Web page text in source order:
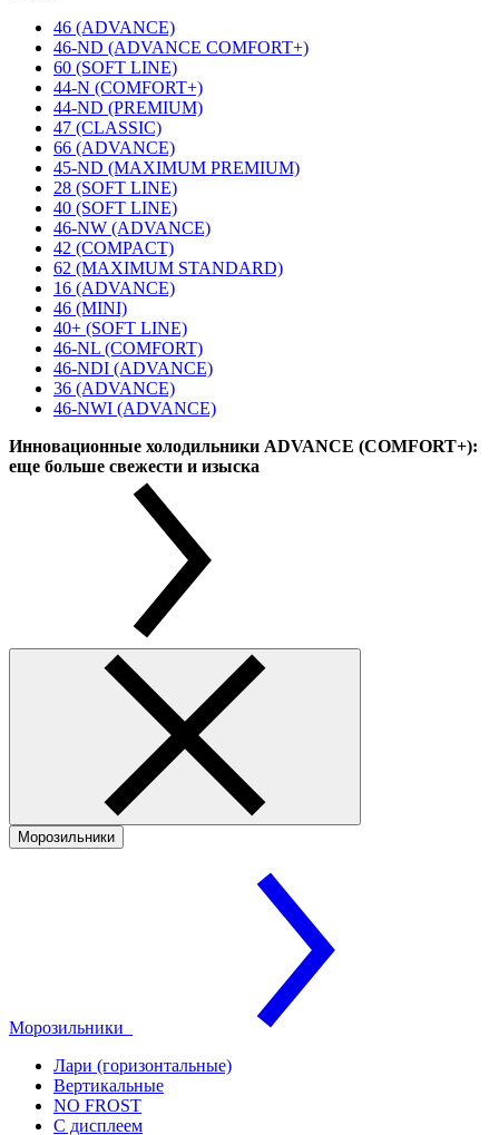
46 (ADVANCE)
46-ND (ADVANCE COMFORT+)
60 (SOFT LINE)
44-N (COMFORT+)
44-ND (PREMIUM)
47 (CLASSIC)
66 (ADVANCE)
45-ND (MAXIMUM PREMIUM)
28 (SOFT LINE)
40 (SOFT LINE)
46-NW (ADVANCE)
42 (COMPACT)
62 (MAXIMUM STANDARD)
16 (ADVANCE)
46 (MINI)
40+ (SOFT LINE)
46-NL (COMFORT)
46-NDI (ADVANCE)
36 (ADVANCE)
46-NWI (ADVANCE)
Инновационные холодильники ADVANCE (COMFORT+):
еще больше свежести и изыска
Морозильники
Морозильники
Лари (горизонтальные)
Вертикальные
NO FROST
С дисплеем